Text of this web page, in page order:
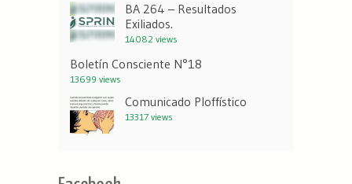
BA 264 – Resultados
Exiliados.
14082 views
Boletín Consciente N°18
13699 views
Comunicado Ploffístico
13317 views